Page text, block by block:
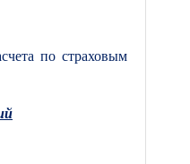
по страховым